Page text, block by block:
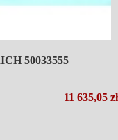
50033555
11 635,05 zł